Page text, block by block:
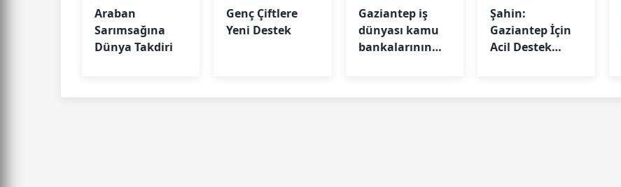
Araban
Sarımsağına
Dünya Takdiri
Genç Çiftlere
Yeni Destek
Gaziantep iş
dünyası kamu
bankalarının
Şahin:
Gaziantep İçin
Acil Destek